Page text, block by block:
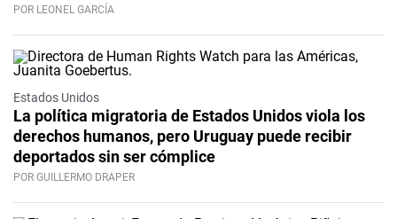
POR LEONEL GARCÍA
Estados Unidos
La política migratoria de Estados Unidos viola los
derechos humanos, pero Uruguay puede recibir
deportados sin ser cómplice
POR GUILLERMO DRAPER